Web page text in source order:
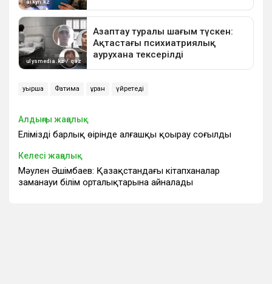
қуыршақ Фатима құран үйретеді
Алдыңғы жаңалық
Еліміздің барлық өңірінде алғашқы қоңырау соғылды
Келесі жаңалық
Мәулен Әшімбаев: Қазақстандағы кітапханалар
заманауи білім орталықтарына айналады